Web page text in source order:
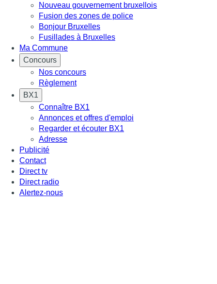
Nouveau gouvernement bruxellois
Fusion des zones de police
Bonjour Bruxelles
Fusillades à Bruxelles
Ma Commune
Concours
Nos concours
Règlement
BX1
Connaître BX1
Annonces et offres d'emploi
Regarder et écouter BX1
Adresse
Publicité
Contact
Direct tv
Direct radio
Alertez-nous